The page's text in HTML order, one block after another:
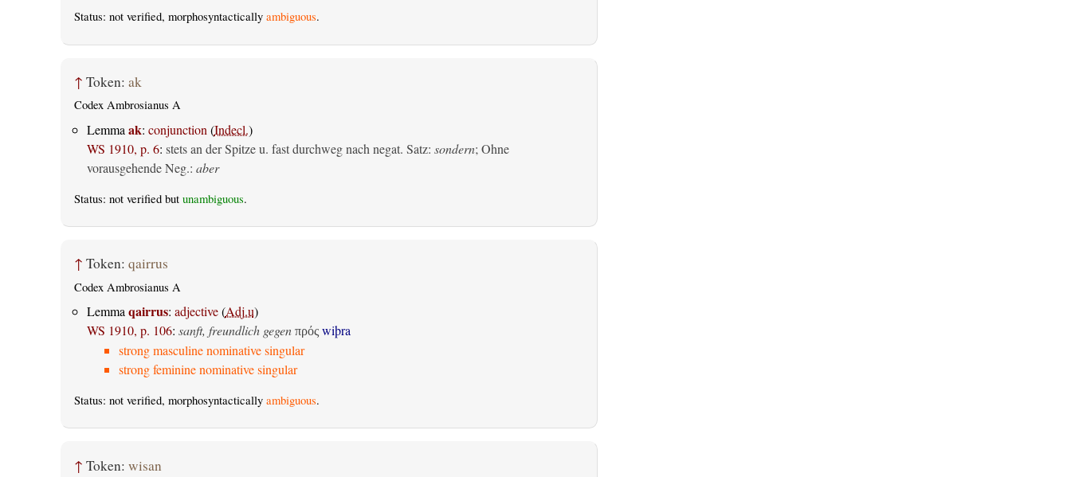
Status: not verified, morphosyntactically ambiguous.
↑ Token: ak
Codex Ambrosianus A
Lemma ak: conjunction (Indecl.)
WS 1910, p. 6: stets an der Spitze u. fast durchweg nach negat. Satz: sondern; Ohne
vorausgehende Neg.: aber
Status: not verified but unambiguous.
↑ Token: qairrus
Codex Ambrosianus A
Lemma qairrus: adjective(Adj.u)
WS 1910, p. 106: sanft, freundlich gegen πρός wiþra
strong masculine nominative singular
strong feminine nominative singular
Status: not verified, morphosyntactically ambiguous.
↑ Token: wisan